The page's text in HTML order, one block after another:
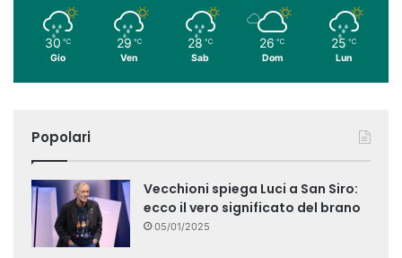
30 ℃
Gio
29 ℃
Ven
28 ℃
Sab
26 ℃
Dom
25 ℃
Lun
Popolari
Vecchioni spiega Luci a San Siro:
ecco il vero significato del brano
05/01/2025